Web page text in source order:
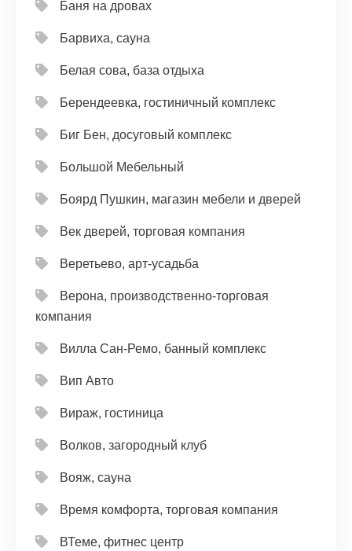
Баня на дровах
Барвиха, сауна
Белая сова, база отдыха
Берендеевка, гостиничный комплекс
Биг Бен, досуговый комплекс
Большой Мебельный
Боярд Пушкин, магазин мебели и дверей
Век дверей, торговая компания
Веретьево, арт-усадьба
Верона, производственно-торговая
компания
Вилла Сан-Ремо, банный комплекс
Вип Авто
Вираж, гостиница
Волков, загородный клуб
Вояж, сауна
Время комфорта, торговая компания
ВТеме, фитнес центр